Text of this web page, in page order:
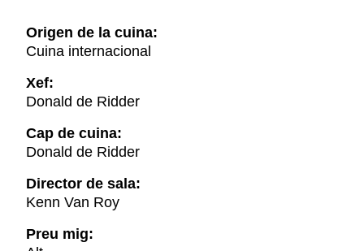
Origen de la cuina:
Cuina internacional
Xef:
Donald de Ridder
Cap de cuina:
Donald de Ridder
Director de sala:
Kenn Van Roy
Preu mig: